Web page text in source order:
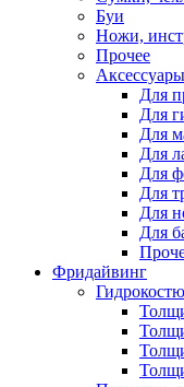
Буи
Ножи,
Прочее
Аксессуары
Для
Для
Для
Для
Для
Для
Для
Для
Фридайвинг